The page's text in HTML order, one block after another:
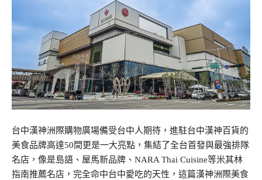
台中漢神洲際購物廣場備受台中人期待，進駐台中漢神百貨的
美食品牌高達50間更是一大亮點，集結了全台首發與最強排隊
名店，像是島語、屋馬新品牌、NARA Thai Cuisine等米其林
指南推薦名店，完全命中台中愛吃的天性，這篇漢神洲際美食